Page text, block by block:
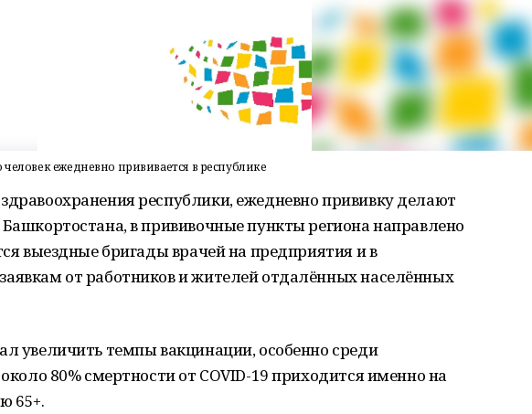
ежедневно прививается в республике
республики, ежедневно прививку делают
в прививочные пункты региона направлено
выездные бригады врачей на предприятия и в
от работников и жителей отдалённых населённых
увеличить темпы вакцинации, особенно среди
80% смертности от COVID-19 приходится именно на
65+.